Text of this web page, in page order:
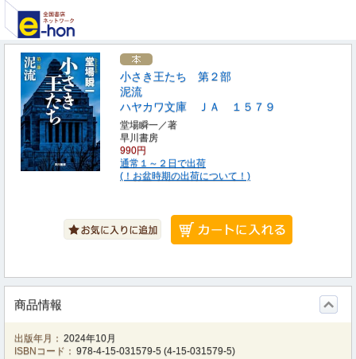
小さき王たち 第２部
泥流
ハヤカワ文庫 ＪＡ １５７９
堂場瞬一／著
早川書房
990円
通常１～２日で出荷
(！お盆時期の出荷について！)
商品情報
出版年月： 2024年10月
ISBNコード： 978-4-15-031579-5 (4-15-031579-5)